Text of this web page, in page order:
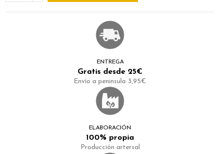
ENTREGA
Gratis desde 25€
Envío a peninsula 3,95€
ELABORACIÓN
100% propia
Producción artersal